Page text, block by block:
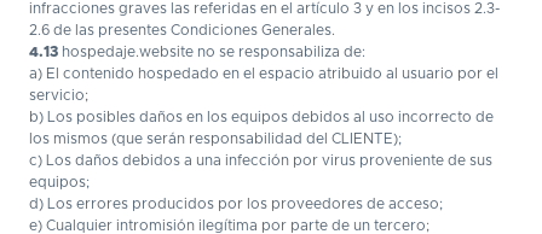
infracciones graves las referidas en el artículo 3 y en los incisos 2.3-
2.6 de las presentes Condiciones Generales.
4.13 hospedaje.website no se responsabiliza de:
a) El contenido hospedado en el espacio atribuido al usuario por el
servicio;
b) Los posibles daños en los equipos debidos al uso incorrecto de
los mismos (que serán responsabilidad del CLIENTE);
c) Los daños debidos a una infección por virus proveniente de sus
equipos;
d) Los errores producidos por los proveedores de acceso;
e) Cualquier intromisión ilegítima por parte de un tercero;